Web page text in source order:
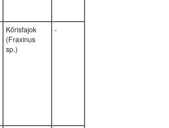
Kőrisfajok
(Fraxinus
sp.)
-